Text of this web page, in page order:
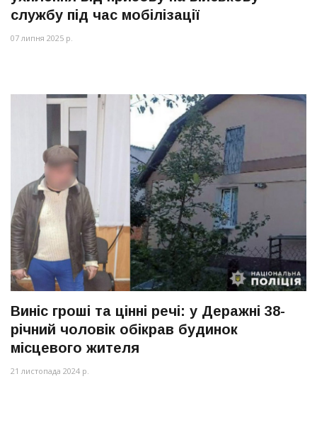
службу під час мобілізації
07 липня 2025 р.
Виніс гроші та цінні речі: у Деражні 38-
річний чоловік обікрав будинок
місцевого жителя
21 листопада 2024 р.